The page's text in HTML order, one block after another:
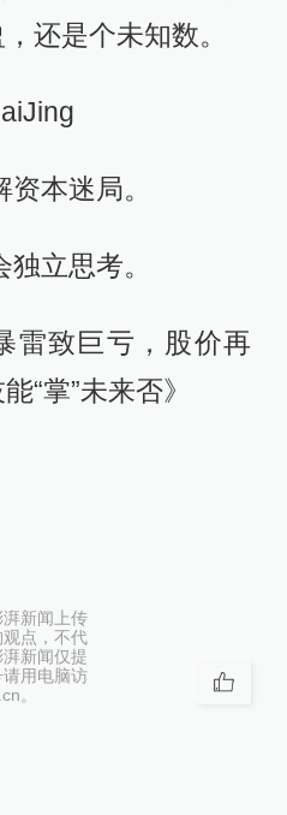
还是个未知数。
本迷局。
立思考。
雷致巨亏，股价再
“掌”未来否》
新闻上传
点，不代
新闻仅提
用电脑访
。